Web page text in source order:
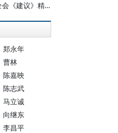
施芝鸿：党的二十届四中全会《建议》精髓要义的数字化表达
郑永年
曹林
陈嘉映
陈志武
马立诚
向继东
李昌平